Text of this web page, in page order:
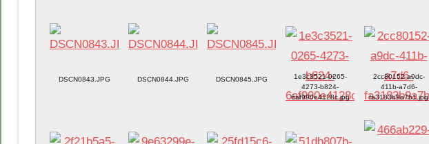
DSCN0843.JPG DSCN0844.JPG DSCN0845.JPG
1e3c3521-0265-
4273-b824-
6af990e4128c.jpg
2cc80152-a9dc-
411b-a7d6-
fa3183b9a7b1.jpg